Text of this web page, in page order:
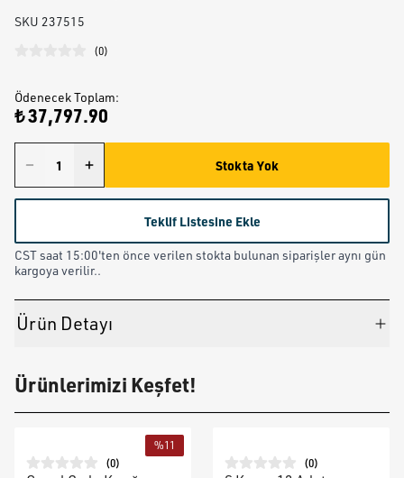
SKU 237515
(0)
Ödenecek Toplam:
₺ 37,797.90
Stokta Yok
Teklif Listesine Ekle
CST saat 15:00'ten önce verilen stokta bulunan siparişler aynı gün
kargoya verilir..
Ürün Detayı
Ürünlerimizi Keşfet!
%11
(0) (0)